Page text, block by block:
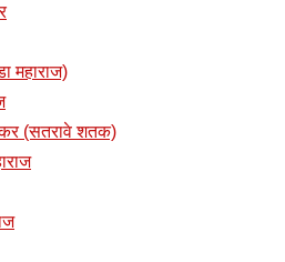
महाराज)
(सतरावे शतक)